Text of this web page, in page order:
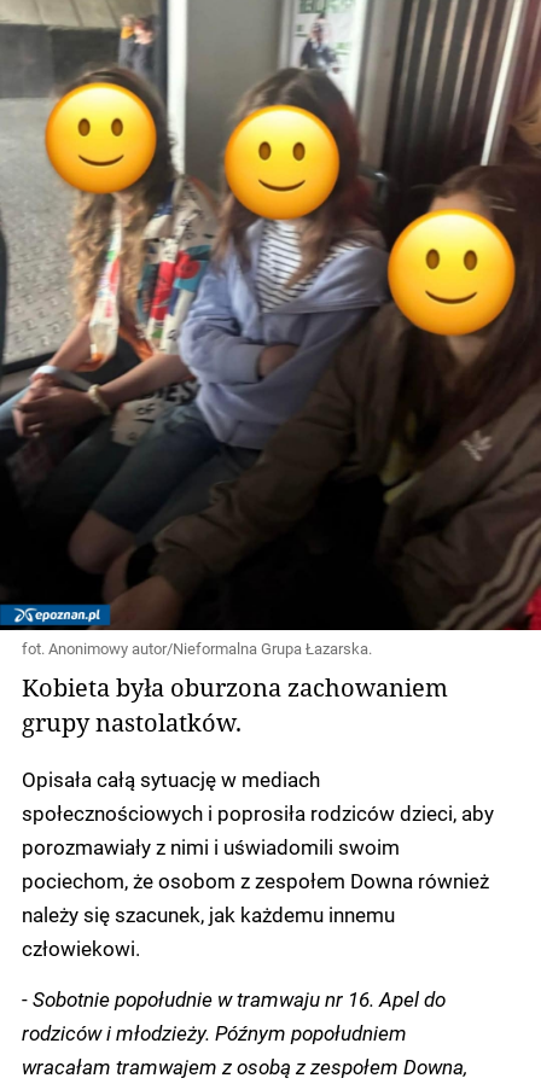
fot. Anonimowy autor/Nieformalna Grupa Łazarska.
Kobieta była oburzona zachowaniem
grupy nastolatków.
Opisała całą sytuację w mediach
społecznościowych i poprosiła rodziców dzieci, aby
porozmawiały z nimi i uświadomili swoim
pociechom, że osobom z zespołem Downa również
należy się szacunek, jak każdemu innemu
człowiekowi.
-Sobotnie popołudnie w tramwaju nr 16. Apel do
rodziców i młodzieży. Późnym popołudniem
wracałam tramwajem z osobą z zespołem Downa,